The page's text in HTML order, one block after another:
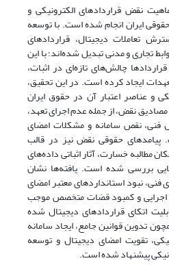
نقض قراردادهای الکترونیکی و
ایران انجام شده است. با توسعه
تعاملات دیجیتال، قراردادهای
تجاری و مدنی تبدیل شده‌اند؛ با این
چالش‌های تازه‌ای در اثبات،
ایجاد کرده است. در این تحقیق،
و عناصر اعتبار آن در حقوق ایران
نقض، از جمله عدم اجرای تعهد،
فنی، نقص سامانه و مشکلات امضای
پیامدهای حقوقی نقض نیز در قالب
مطالبه خسارت، آثار اثباتی داده‌های
بررسی شده است. یافته‌ها نشان
نبود استانداردهای معتبر امضای
اجرایی و کمبود قضات متخصص موجب
اتکای قراردادهای دیجیتال شده
تدوین قوانین جامع، ایجاد سامانه
تقویت امضای دیجیتال و توسعه
پیشنهاد شده است.